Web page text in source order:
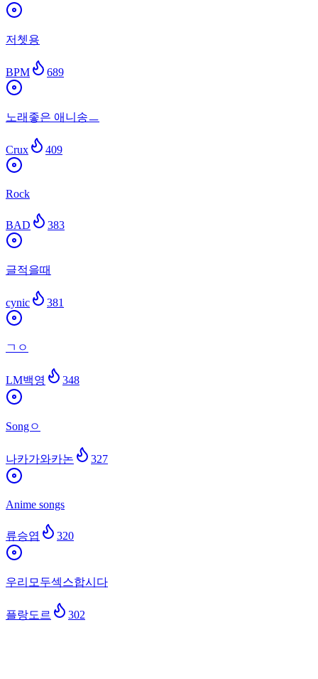
저쳇용
BPM 689
노래좋은 애니송ㅡ
Crux 409
Rock
BAD 383
글적을때
cynic 381
ㄱㅇ
LM백영 348
Songㅇ
나카가와카논 327
Anime songs
류승엽 320
우리모두섹스합시다
플랑도르 302